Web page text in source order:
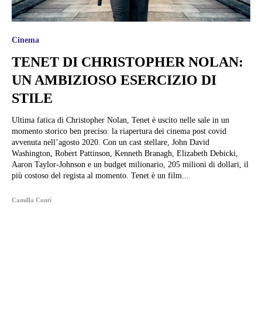
Cinema
TENET DI CHRISTOPHER NOLAN:
UN AMBIZIOSO ESERCIZIO DI
STILE
Ultima fatica di Christopher Nolan, Tenet è uscito nelle sale in un
momento storico ben preciso: la riapertura dei cinema post covid
avvenuta nell’agosto 2020. Con un cast stellare, John David
Washington, Robert Pattinson, Kenneth Branagh, Elizabeth Debicki,
Aaron Taylor-Johnson e un budget milionario, 205 milioni di dollari, il
più costoso del regista al momento. Tenet è un film...
Camilla Conti